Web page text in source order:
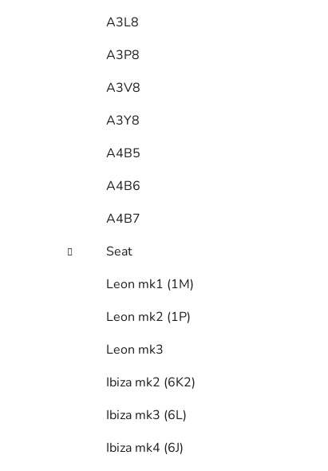
A3L8
A3P8
A3V8
A3Y8
A4B5
A4B6
A4B7
Seat
Leon mk1 (1M)
Leon mk2 (1P)
Leon mk3
Ibiza mk2 (6K2)
Ibiza mk3 (6L)
Ibiza mk4 (6J)